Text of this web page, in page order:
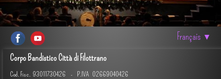
Français ▼
Corpo Bandistico Città di Filottrano
Cod. Fisc. 93011730426 - P.IVA 02669040426